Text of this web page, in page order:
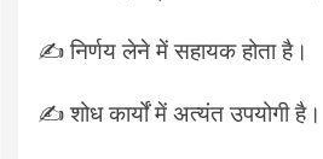
✍️निर्णय लेने में सहायक होता है।
✍️शोध कार्यों में अत्यंत उपयोगी है।